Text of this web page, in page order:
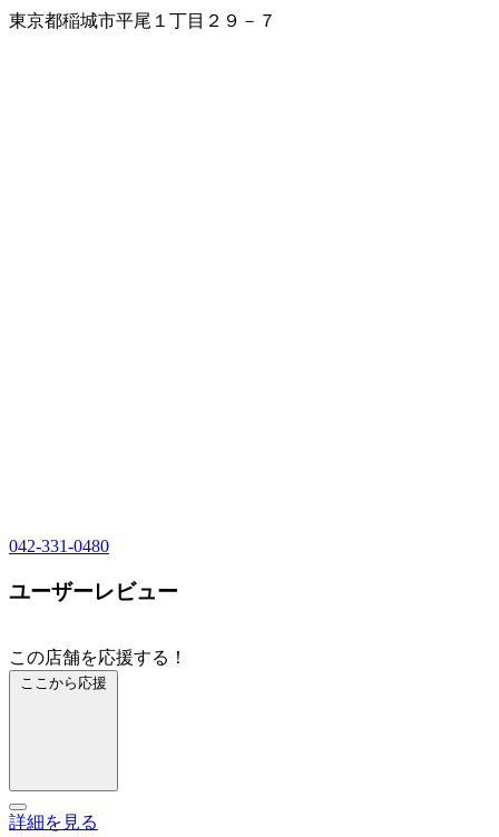
東京都稲城市平尾１丁目２９－７
042-331-0480
ユーザーレビュー
この店舗を応援する！
ここから応援
詳細を見る